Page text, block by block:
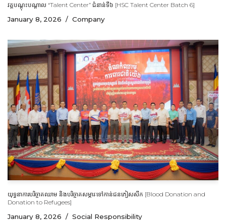
វគ្គបណ្តុះបណ្តាល “Talent Center” ជំនាន់ទី៦ [HSC Talent Center Batch 6]
January 8, 2026 Company
យុទ្ធនាការបរិច្ចាគឈាម និងបរិច្ចាគសម្ភារៈទៅកាន់ជនភៀសសឹក [Blood Donation and
Donation to Refugees]
January 8, 2026 Social Responsibility